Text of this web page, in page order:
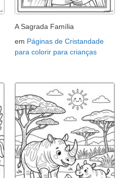
A Sagrada Família
em Páginas de Cristandade
para colorir para crianças